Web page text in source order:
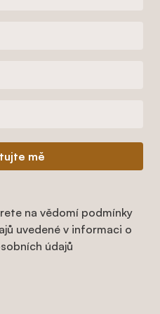
mě
na vědomí podmínky
uvedené v informaci o
údajů